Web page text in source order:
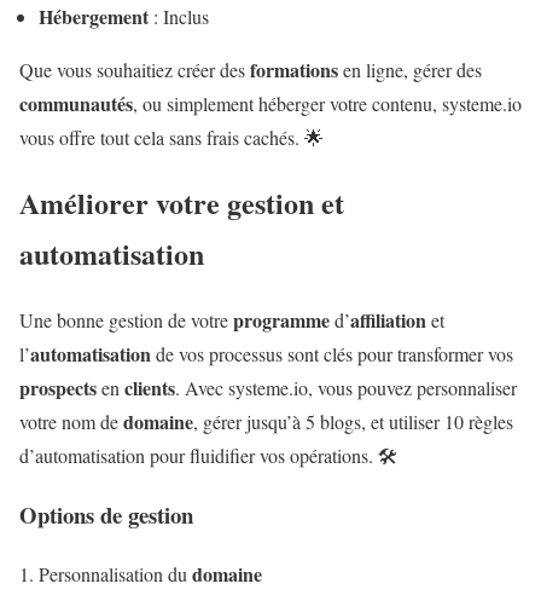
Hébergement : Inclus
Que vous souhaitiez créer desformationsen ligne, gérer des
communautés, ou simplement héberger votre contenu, systeme.io
vous offre tout cela sans frais cachés. 🌟
Améliorer votre gestion et
automatisation
Une bonne gestion de votreprogrammed’affiliationet
l’automatisationde vos processus sont clés pour transformer vos
prospectsenclients. Avec systeme.io, vous pouvez personnaliser
votre nom dedomaine, gérer jusqu’à 5 blogs, et utiliser 10 règles
d’automatisation pour fluidifier vos opérations. 🛠️
Options de gestion
Personnalisation du domaine